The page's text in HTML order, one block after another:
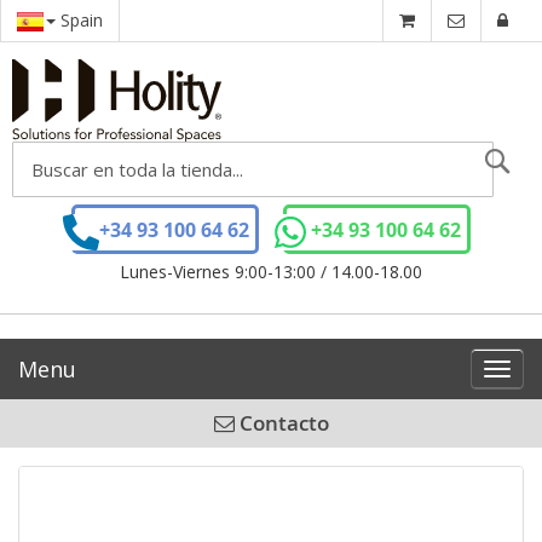
Spain
+34 93 100 64 62 +34 93 100 64 62
Lunes-Viernes 9:00-13:00 / 14.00-18.00
Menu
Contacto
Saltar